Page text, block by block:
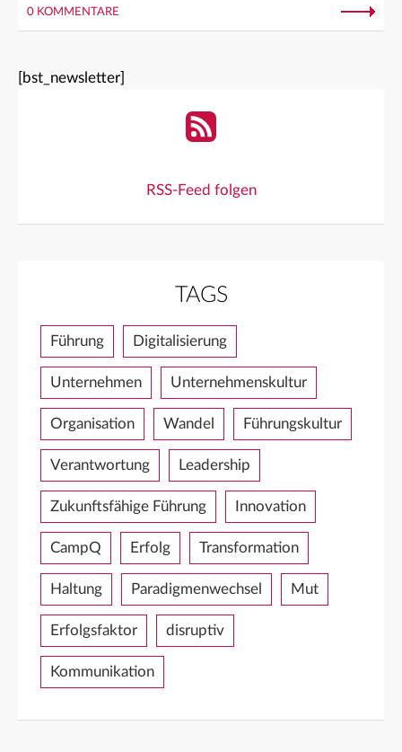
0 KOMMENTARE
[bst_newsletter]
RSS-Feed folgen
TAGS
Führung Digitalisierung
Unternehmen Unternehmenskultur
Organisation Wandel Führungskultur
Verantwortung Leadership
Zukunftsfähige Führung Innovation
CampQ Erfolg Transformation
Haltung Paradigmenwechsel Mut
Erfolgsfaktor disruptiv
Kommunikation